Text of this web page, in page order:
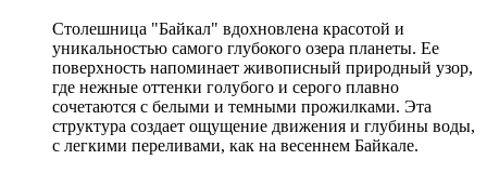
Столешница "Байкал" вдохновлена красотой и
уникальностью самого глубокого озера планеты. Ее
поверхность напоминает живописный природный узор,
где нежные оттенки голубого и серого плавно
сочетаются с белыми и темными прожилками. Эта
структура создает ощущение движения и глубины воды,
с легкими переливами, как на весеннем Байкале.